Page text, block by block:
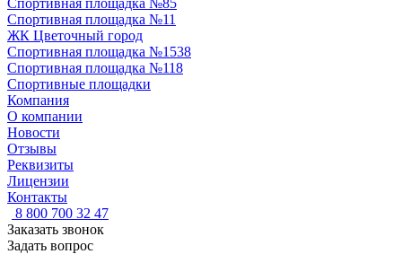
Спортивная площадка №85
Спортивная площадка №11
ЖК Цветочный город
Спортивная площадка №1538
Спортивная площадка №118
Спортивные площадки
Компания
О компании
Новости
Отзывы
Реквизиты
Лицензии
Контакты
8 800 700 32 47
Заказать звонок
Задать вопрос